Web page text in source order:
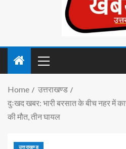
Home
उत्तराखण्ड
दुःखद खबर: भारी बरसात के बीच नहर में
की मौत, तीन घायल
उत्तराखण्ड